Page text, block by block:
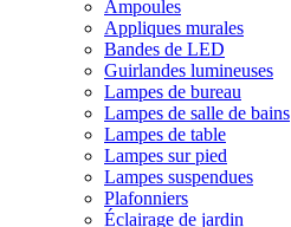
Ampoules
Appliques murales
Bandes de LED
Guirlandes lumineuses
Lampes de bureau
Lampes de salle de bains
Lampes de table
Lampes sur pied
Lampes suspendues
Plafonniers
Éclairage de jardin